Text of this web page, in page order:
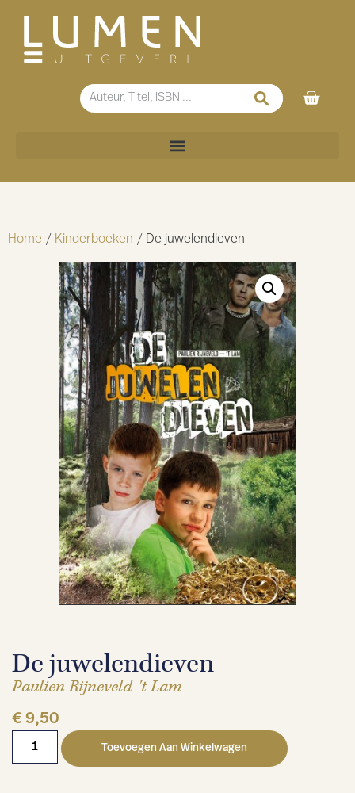
Home / Kinderboeken / De juwelendieven
De juwelendieven
Paulien Rijneveld-'t Lam
€ 9,50
Toevoegen Aan Winkelwagen